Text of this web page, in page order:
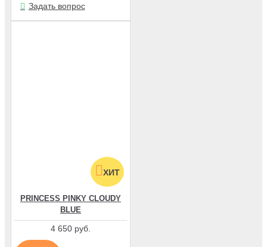
Задать вопрос
ХИТ
PRINCESS PINKY CLOUDY
BLUE
4 650 руб.